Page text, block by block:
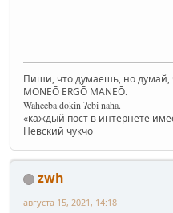
Пиши, что думаешь, но
MONEŌ ERGŌ MANEŌ.
Waheeba dokin ʔebi naha.
«каждый пост в интернете
Невский чукчо
zwh
августа 15, 2021, 14:18